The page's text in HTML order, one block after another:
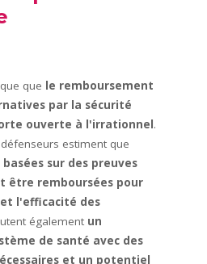
que le remboursement
par la sécurité
ouverte à l'irrationnel.
estiment que
sur des preuves
être remboursées pour
l'efficacité des
également un
de santé avec des
et un potentiel